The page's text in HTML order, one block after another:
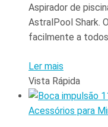
Aspirador de
AstralPool Shark.
facilmente a
Ler mais
Vista Rápida
Acessórios para